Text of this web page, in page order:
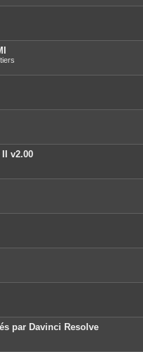
j
t
v2.00
par Davinci Resolve